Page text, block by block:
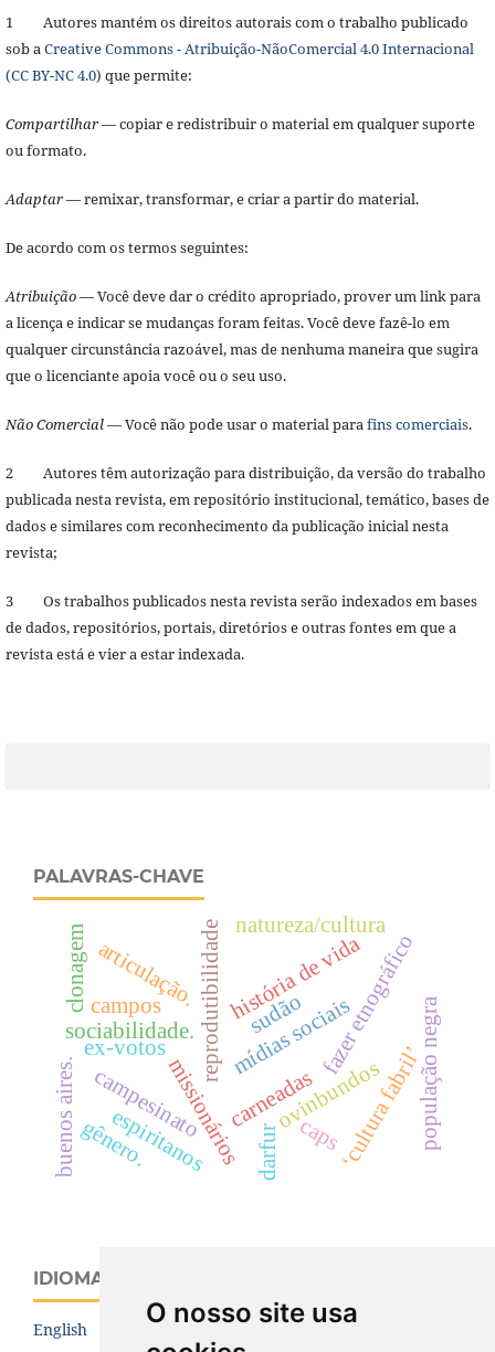
O nosso site usa
1 Autores mantém os direitos autorais com o trabalho publicado
sob aCreative Commons - Atribuição-NãoComercial 4.0 Internacional
(CC BY-NC 4.0) que permite:
Compartilhar— copiar e redistribuir o material em qualquer suporte
ou formato.
Adaptar— remixar, transformar, e criar a partir do material.
De acordo com os termos seguintes:
Atribuição— Você deve dar o crédito apropriado, prover um link para
a licença e indicar se mudanças foram feitas. Você deve fazê-lo em
qualquer circunstância razoável, mas de nenhuma maneira que sugira
que o licenciante apoia você ou o seu uso.
Não Comercial— Você não pode usar o material parafins comerciais.
2 Autores têm autorização para distribuição, da versão do trabalho
publicada nesta revista, em repositório institucional, temático, bases de
dados e similares com reconhecimento da publicação inicial nesta
revista;
3 Os trabalhos publicados nesta revista serão indexados em bases
de dados, repositórios, portais, diretórios e outras fontes em que a
revista está e vier a estar indexada.
PALAVRAS-CHAVE
mídias sociais
reprodutibilidade
ovinbundos
missionários
sociabilidade.
campesinato carneadas
fazer etnográfico
ex-votos
sudão
‘cultura fabril’
história de vida
articulação.
campos
espiritanos darfur
buenos aires.gênero.
natureza/cultura
clonagem
população negra
caps
IDIOMA
English